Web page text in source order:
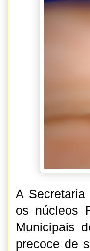
A
os núcleos
Municipais
precoce de